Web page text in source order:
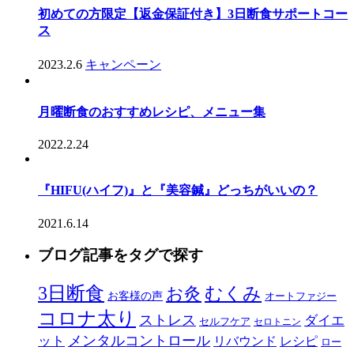
初めての方限定【返金保証付き】3日断食サポートコー
ス
2023.2.6 キャンペーン
月曜断食のおすすめレシピ、メニュー集
2022.2.24
『HIFU(ハイフ)』と『美容鍼』どっちがいいの？
2021.6.14
ブログ記事をタグで探す
3日断食 お客様の声 お灸 むくみ オートファジー
コロナ太り ストレス セルフケア セロトニン ダイエ
ット メンタルコントロール リバウンド レシピ ロー